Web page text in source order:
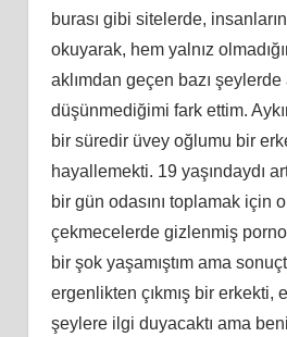
burası gibi sitelerde, insanların
okuyarak, hem yalnız
aklımdan geçen bazı şeylerde
düşünmediğimi fark ettim.
bir süredir üvey oğlumu bir
hayallemekti. 19 yaşındaydı
bir gün odasını toplamak için
çekmecelerde gizlenmiş
bir şok yaşamıştım ama
ergenlikten çıkmış bir erkekti,
şeylere ilgi duyacaktı ama